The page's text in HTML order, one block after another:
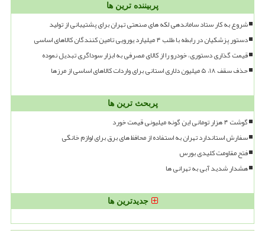
پربیننده ترین ها
شروع به کار ستاد ساماندهی لکه های صنعتی تهران برای پشتیبانی از تولید
دستور پزشکیان در رابطه با طلب ۴ میلیارد یورویی تامین کنندگان کالاهای اساسی
قیمت گذاری دستوری، خودرو را از کالای مصرفی به ابزار سوداگری تبدیل نموده
حذف سقف ۱۸، ۵ میلیون دلاری استانی برای واردات کالاهای اساسی از مرزها
پربحث ترین ها
گوشت ۴ هزار تومانی این گونه میلیونی قیمت خورد
سفارش استاندارد تهران به استفاده از محافظ های برق برای لوازم خانگی
فتح مقاومت کلیدی بورس
هشدار شدید آبی به تهرانی ها
جدیدترین ها